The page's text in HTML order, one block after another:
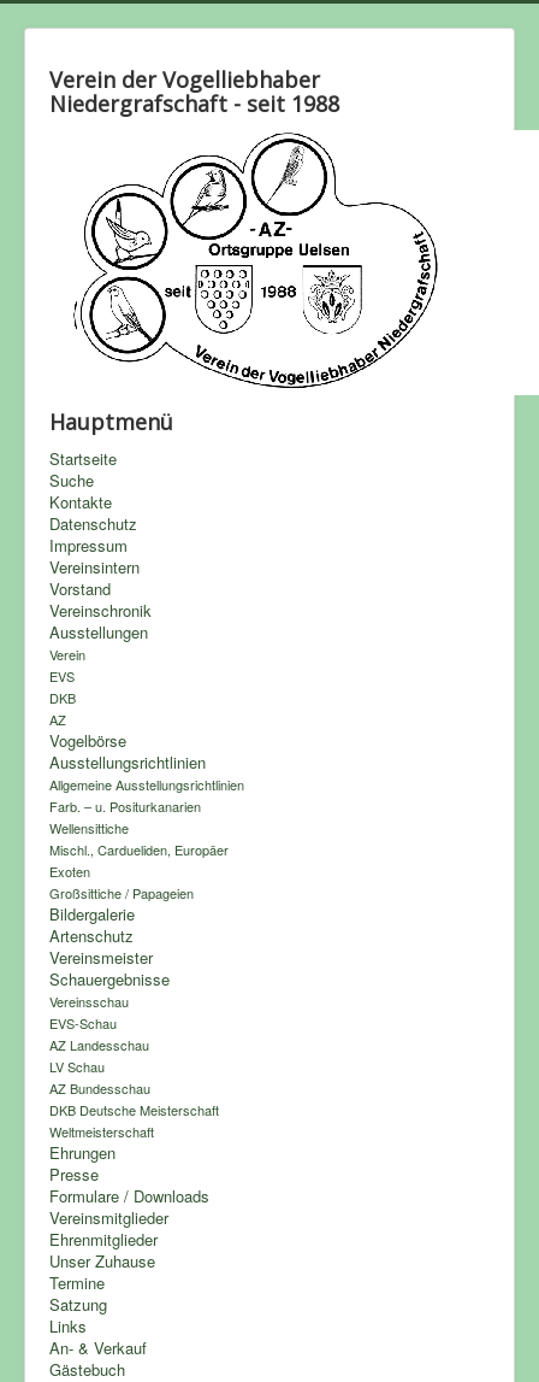
Verein der Vogelliebhaber
Niedergrafschaft - seit 1988
Hauptmenü
Startseite
Suche
Kontakte
Datenschutz
Impressum
Vereinsintern
Vorstand
Vereinschronik
Ausstellungen
Verein
EVS
DKB
AZ
Vogelbörse
Ausstellungsrichtlinien
Allgemeine Ausstellungsrichtlinien
Farb. – u. Positurkanarien
Wellensittiche
Mischl., Cardueliden, Europäer
Exoten
Großsittiche / Papageien
Bildergalerie
Artenschutz
Vereinsmeister
Schauergebnisse
Vereinsschau
EVS-Schau
AZ Landesschau
LV Schau
AZ Bundesschau
DKB Deutsche Meisterschaft
Weltmeisterschaft
Ehrungen
Presse
Formulare / Downloads
Vereinsmitglieder
Ehrenmitglieder
Unser Zuhause
Termine
Satzung
Links
An- & Verkauf
Gästebuch